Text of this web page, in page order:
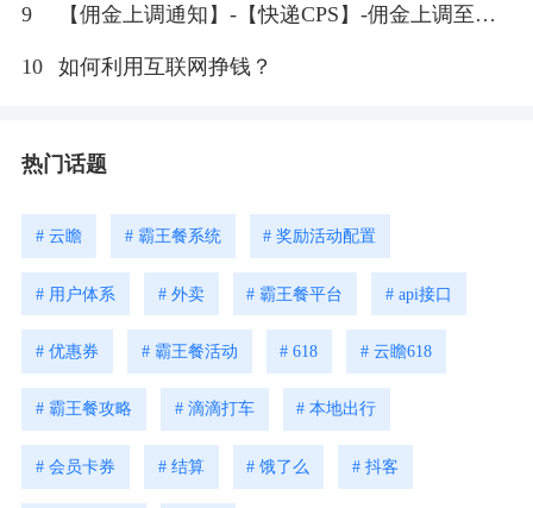
9
【佣金上调通知】-【快递CPS】-佣金上调至
10
如何利用互联网挣钱？
热门话题
# 云瞻 # 霸王餐系统 # 奖励活动配置
# 用户体系 # 外卖 # 霸王餐平台 # api接口
# 优惠券 # 霸王餐活动 # 618 # 云瞻618
# 霸王餐攻略 # 滴滴打车 # 本地出行
# 会员卡券 # 结算 # 饿了么 # 抖客